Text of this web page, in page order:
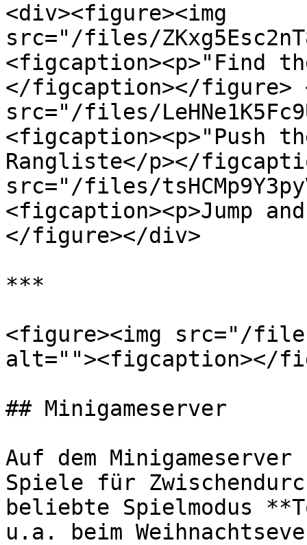
<div><figure><img
src="/files/
<figcaption><p>"Find
</figcaption></figure>
src="/files/
<figcaption><p>"Push
Rangliste</p></
src="/files/
<figcaption><p>Jump
</figure></div>
***
<figure><img src="/files/
alt=""><figcaption></
## Minigameserver
Auf dem
Spiele für
beliebte Spielmodus
u.a. beim